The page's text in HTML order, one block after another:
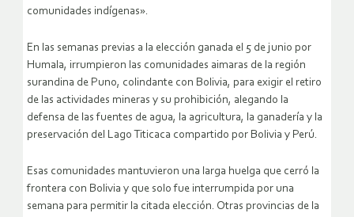
comunidades indígenas».
En las semanas previas a la elección ganada el 5 de junio por
Humala, irrumpieron las comunidades aimaras de la región
surandina de Puno, colindante con Bolivia, para exigir el retiro
de las actividades mineras y su prohibición, alegando la
defensa de las fuentes de agua, la agricultura, la ganadería y la
preservación del Lago Titicaca compartido por Bolivia y Perú.
Esas comunidades mantuvieron una larga huelga que cerró la
frontera con Bolivia y que solo fue interrumpida por una
semana para permitir la citada elección. Otras provincias de la